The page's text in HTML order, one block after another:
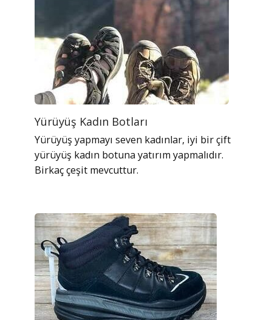
Yürüyüş Kadın Botları
Yürüyüş yapmayı seven kadınlar, iyi bir çift
yürüyüş kadın botuna yatırım yapmalıdır.
Birkaç çeşit mevcuttur.